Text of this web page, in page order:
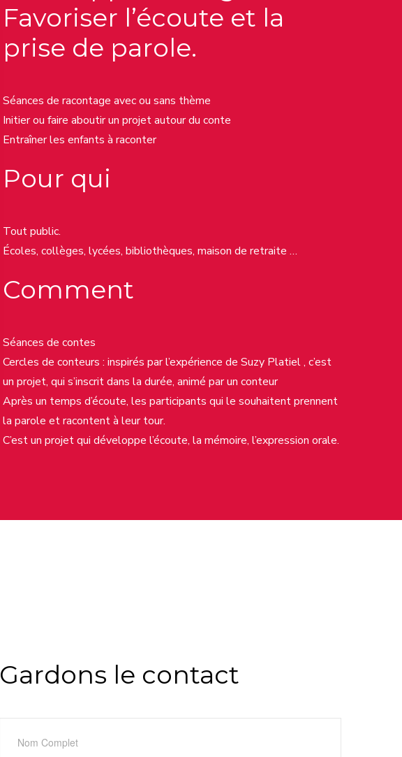
Favoriser l’écoute et la
prise de parole.
Séances de racontage avec ou sans thème
Initier ou faire aboutir un projet autour du conte
Entraîner les enfants à raconter
Pour qui
Tout public.
Écoles, collèges, lycées, bibliothèques, maison de retraite …
Comment
Séances de contes
Cercles de conteurs : inspirés par l’expérience de Suzy Platiel , c’est
un projet, qui s’inscrit dans la durée, animé par un conteur
Après un temps d’écoute, les participants qui le souhaitent prennent
la parole et racontent à leur tour.
C’est un projet qui développe l’écoute, la mémoire, l’expression orale.
Gardons le contact